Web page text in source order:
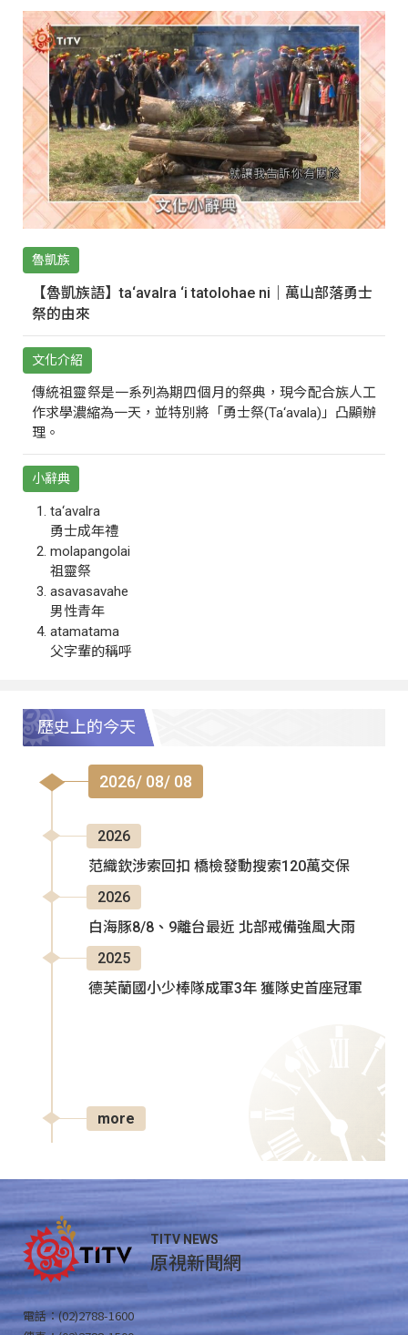
魯凱族
【魯凱族語】ta‘avalra ‘i tatolohae ni｜萬山部落勇士
祭的由來
文化介紹
傳統祖靈祭是一系列為期四個月的祭典，現今配合族人工
作求學濃縮為一天，並特別將「勇士祭(Ta‘avala)」凸顯辦
理。
小辭典
ta‘avalra
勇士成年禮
molapangolai
祖靈祭
asavasavahe
男性青年
atamatama
父字輩的稱呼
歷史上的今天
2026/ 08/ 08
2026
范織欽涉索回扣 橋檢發動搜索120萬交保
2026
白海豚8/8、9離台最近 北部戒備強風大雨
2025
德芙蘭國小少棒隊成軍3年 獲隊史首座冠軍
more
TITV NEWS
原視新聞網
電話：(02)2788-1600